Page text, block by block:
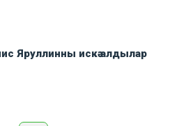
Яруллинны искә алдылар